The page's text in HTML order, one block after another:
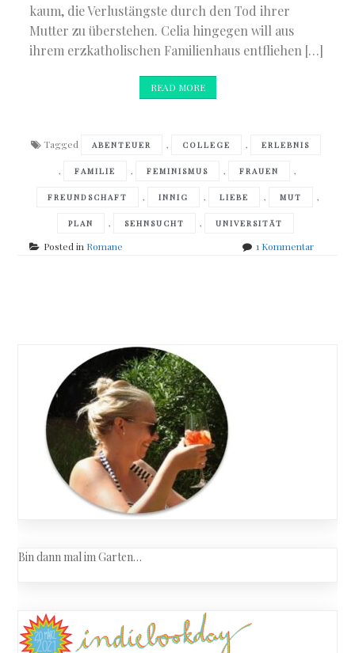
kaum, die Verlustängste durch den Tod ihrer
Mutter zu überstehen. Celia hingegen will aus
ihrem erzkatholischen Familienhaus entfliehen […]
READ MORE
Tagged ABENTEUER , COLLEGE , ERLEBNIS
, FAMILIE , FEMINISMUS , FRAUEN ,
FREUNDSCHAFT , INNIG , LIEBE , MUT ,
PLAN , SEHNSUCHT , UNIVERSITÄT
Posted in Romane 1 Kommentarzu
navigation
Bin dann mal im Garten…